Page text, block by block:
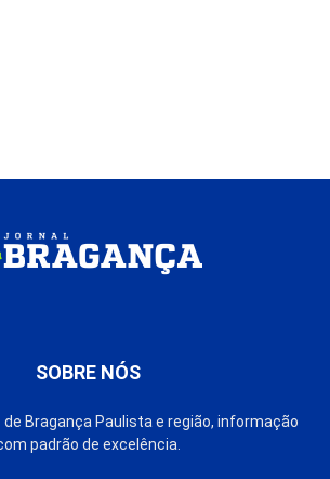
SOBRE NÓS
de Bragança Paulista e região, informação
padrão de excelência.